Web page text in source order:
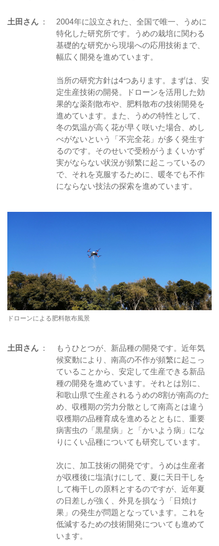
土田さん
2004年に設立された、全国で唯一、うめに
特化した研究所です。うめの栽培に関わる
基礎的な研究から現場への応用技術まで、
幅広く開発を進めています。
当所の研究方針は4つあります。まずは、安
定生産技術の開発。ドローンを活用した効
果的な薬剤散布や、肥料散布の技術開発を
進めています。また、うめの特性として、
冬の気温が高く花が早く咲いた場合、めし
べがないという「不完全花」が多く発生す
るのです。そのせいで受粉がうまくいかず
実がならない状況が頻繁に起こっているの
で、それを克服するために、暖冬でも不作
にならない技法の探索を進めています。
ドローンによる肥料散布風景
土田さん
もうひとつが、新品種の開発です。近年気
候変動により、南高の不作が頻繁に起こっ
ていることから、安定して生産できる新品
種の開発を進めています。それとは別に、
和歌山県で生産されるうめの8割が南高のた
め、収穫期の労力分散として南高とは違う
収穫期の品種育成を進めるとともに、重要
病害虫の「黒星病」と「かいよう病」にな
りにくい品種についても研究しています。
次に、加工技術の開発です。うめは生産者
が収穫後に塩漬けにして、夏に天日干しを
して梅干しの原料とするのですが、近年夏
の日差しが強く、外見を損なう「日焼け
果」の発生が問題となっています。これを
低減するための技術開発についても進めて
います。